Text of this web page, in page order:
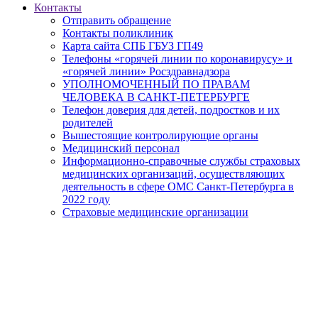
Контакты
Отправить обращение
Контакты поликлиник
Карта сайта СПБ ГБУЗ ГП49
Телефоны «горячей линии по коронавирусу» и
«горячей линии» Росздравнадзора
УПОЛНОМОЧЕННЫЙ ПО ПРАВАМ
ЧЕЛОВЕКА В САНКТ-ПЕТЕРБУРГЕ
Телефон доверия для детей, подростков и их
родителей
Вышестоящие контролирующие органы
Медицинский персонал
Информационно-справочные службы страховых
медицинских организаций, осуществляющих
деятельность в сфере ОМС Санкт-Петербурга в
2022 году
Страховые медицинские организации